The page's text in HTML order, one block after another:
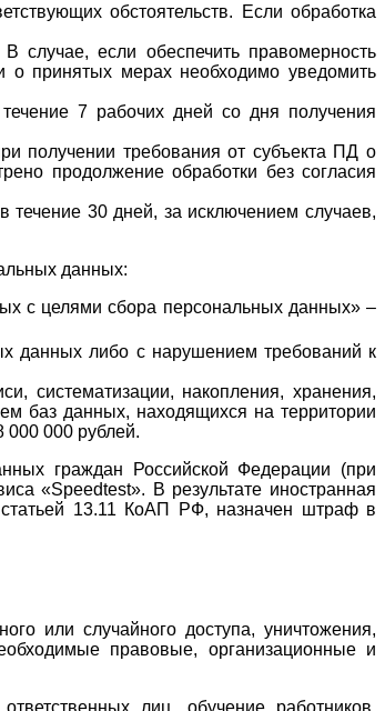
обстоятельств. Если обработка
случае, если обеспечить правомерность
о принятых мерах необходимо уведомить
7 рабочих дней со дня получения
получении требования от субъекта ПД о
продолжение обработки без согласия
течение 30 дней, за исключением случаев,
данных:
с целями сбора персональных данных» –
данных либо с нарушением требований к
систематизации, накопления, хранения,
баз данных, находящихся на территории
000 000 рублей.
граждан Российской Федерации (при
«Speedtest». В результате иностранная
статьей 13.11 КоАП РФ, назначен штраф в
или случайного доступа, уничтожения,
правовые, организационные и